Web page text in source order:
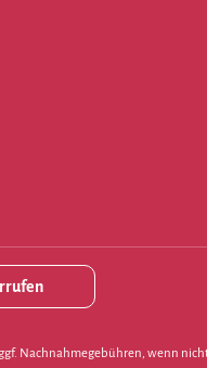
Nachnahmegebühren, wenn